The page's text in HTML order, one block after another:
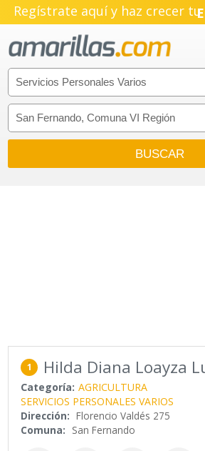
Regístrate aquí y haz crecer tu
1 Hilda Diana Loayza
Categoría: AGRICULTURA
SERVICIOS PERSONALES VARIOS
Dirección: Florencio Valdés 275
Comuna: San Fernando